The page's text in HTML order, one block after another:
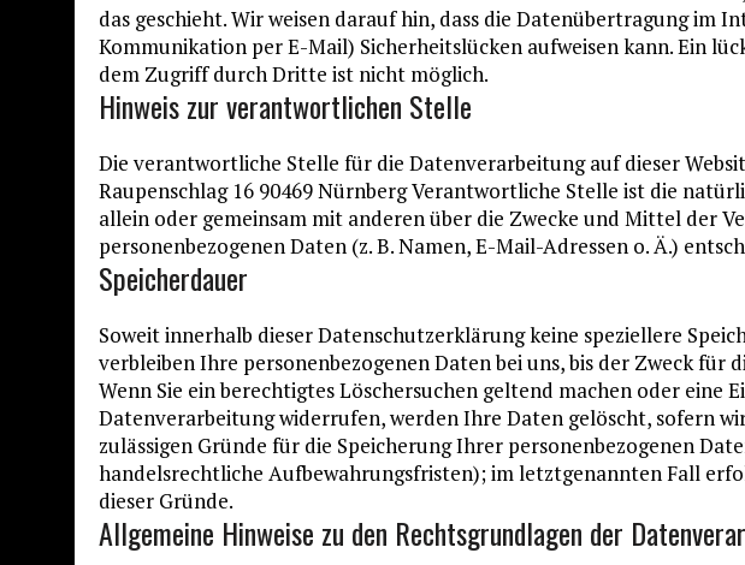
das geschieht. Wir weisen darauf hin, dass die Datenübertragung im
Kommunikation per E-Mail) Sicherheitslücken aufweisen kann. Ein
dem Zugriff durch Dritte ist nicht möglich.
Hinweis zur verantwortlichen Stelle
Die verantwortliche Stelle für die Datenverarbeitung auf dieser
Raupenschlag 16 90469 Nürnberg Verantwortliche Stelle ist die
allein oder gemeinsam mit anderen über die Zwecke und Mittel der
personenbezogenen Daten (z. B. Namen, E-Mail-Adressen o. Ä.)
Speicherdauer
Soweit innerhalb dieser Datenschutzerklärung keine speziellere
verbleiben Ihre personenbezogenen Daten bei uns, bis der Zweck
Wenn Sie ein berechtigtes Löschersuchen geltend machen oder eine
Datenverarbeitung widerrufen, werden Ihre Daten gelöscht, sofern
zulässigen Gründe für die Speicherung Ihrer personenbezogenen
handelsrechtliche Aufbewahrungsfristen); im letztgenannten Fall
dieser Gründe.
Allgemeine Hinweise zu den Rechtsgrundlagen der